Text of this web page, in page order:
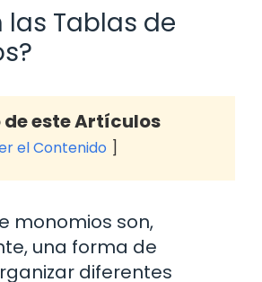
las Tablas de
este Artículos
el Contenido
monomios son,
una forma de
diferentes